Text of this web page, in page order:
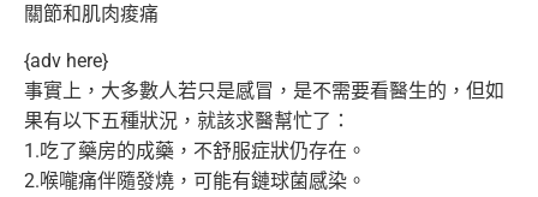
關節和肌肉痠痛
{adv here}
事實上，大多數人若只是感冒，是不需要看醫生的，但如
果有以下五種狀況，就該求醫幫忙了：
1.吃了藥房的成藥，不舒服症狀仍存在。
2.喉嚨痛伴隨發燒，可能有鏈球菌感染。